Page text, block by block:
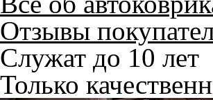
Отзывы
Служат до 10 лет
Только